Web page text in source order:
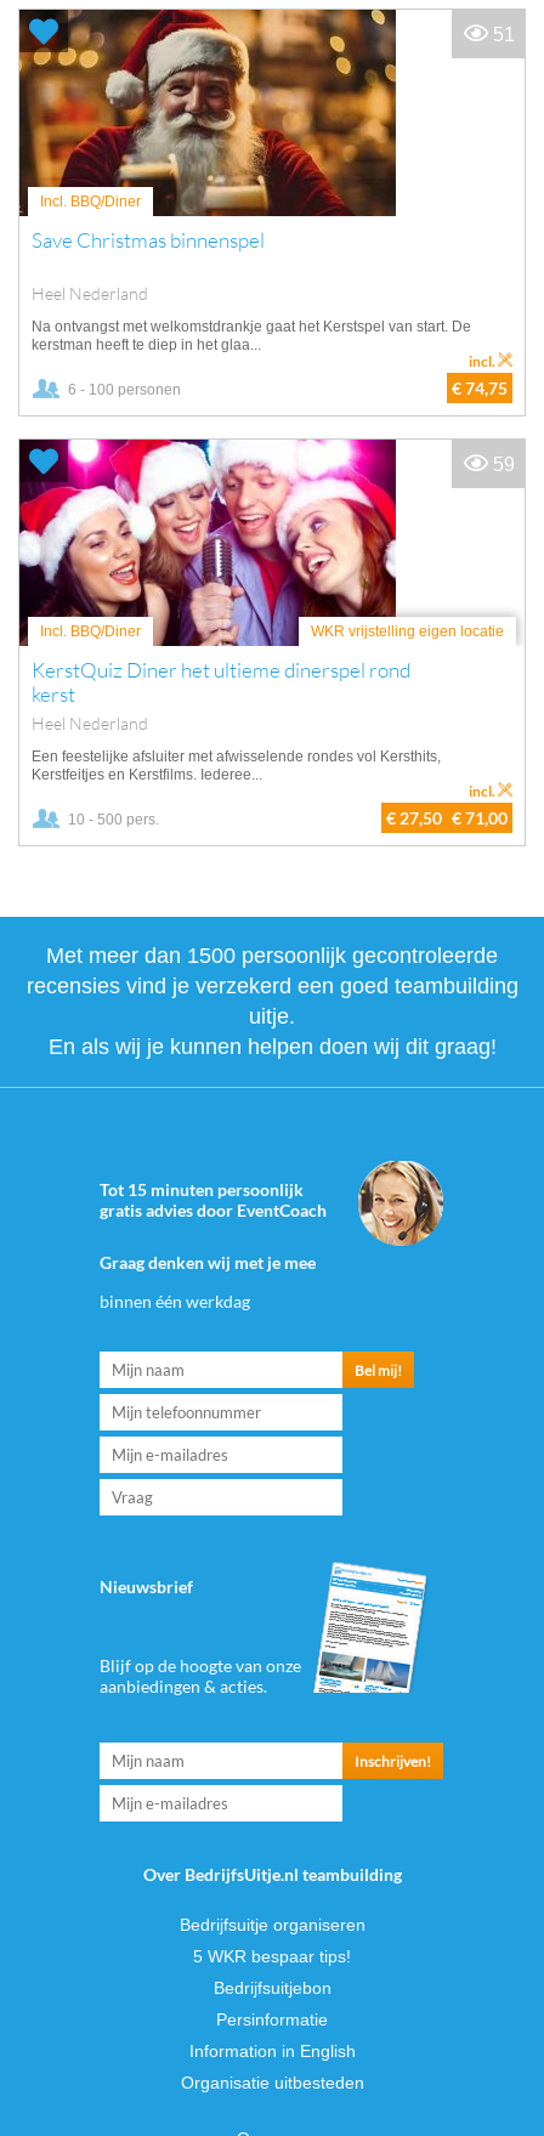
Incl. BBQ/Diner
Save Christmas binnenspel
Heel Nederland
Na ontvangst met welkomstdrankje gaat het Kerstspel van start. De
kerstman heeft te diep in het glaa...
6 - 100 personen € 74,75
incl.
51
Incl. BBQ/Diner WKR vrijstelling eigen locatie
KerstQuiz Diner het ultieme dinerspel rond
kerst
Heel Nederland
Een feestelijke afsluiter met afwisselende rondes vol Kersthits,
Kerstfeitjes en Kerstfilms. Iederee...
10 - 500 pers. € 27,50 € 71,00
incl.
59
Met meer dan 1500 persoonlijk gecontroleerde
recensies vind je verzekerd een goed teambuilding
uitje.
En als wij je kunnen helpen doen wij dit graag!
Tot 15 minuten persoonlijk
gratis advies door EventCoach
Graag denken wij met je mee
binnen één werkdag
Nieuwsbrief
Blijf op de hoogte van onze
aanbiedingen & acties.
Over BedrijfsUitje.nl teambuilding
Bedrijfsuitje organiseren
5 WKR bespaar tips!
Bedrijfsuitjebon
Persinformatie
Information in English
Organisatie uitbesteden